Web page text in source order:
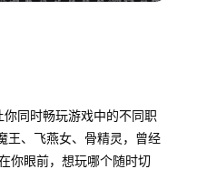
同时畅玩游戏中的不同职
王、飞燕女、骨精灵，曾经
你眼前，想玩哪个随时切